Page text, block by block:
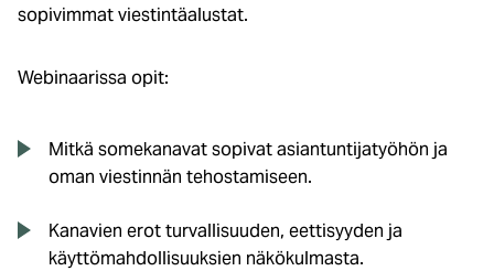
sopivimmat viestintäalustat.
Webinaarissa opit:
Mitkä somekanavat sopivat asiantuntijatyöhön ja
oman viestinnän tehostamiseen.
Kanavien erot turvallisuuden, eettisyyden ja
käyttömahdollisuuksien näkökulmasta.